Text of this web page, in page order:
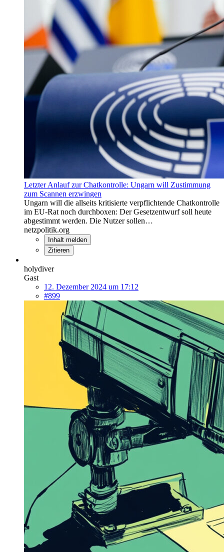
Letzter Anlauf zur Chatkontrolle: Ungarn will Zustimmung
zum Scannen erzwingen
Ungarn will die allseits kritisierte verpflichtende Chatkontrolle
im EU-Rat noch durchboxen: Der Gesetzentwurf soll heute
abgestimmt werden. Die Nutzer sollen…
netzpolitik.org
Inhalt melden
Zitieren
holydiver
Gast
12. Dezember 2024 um 17:12
#899